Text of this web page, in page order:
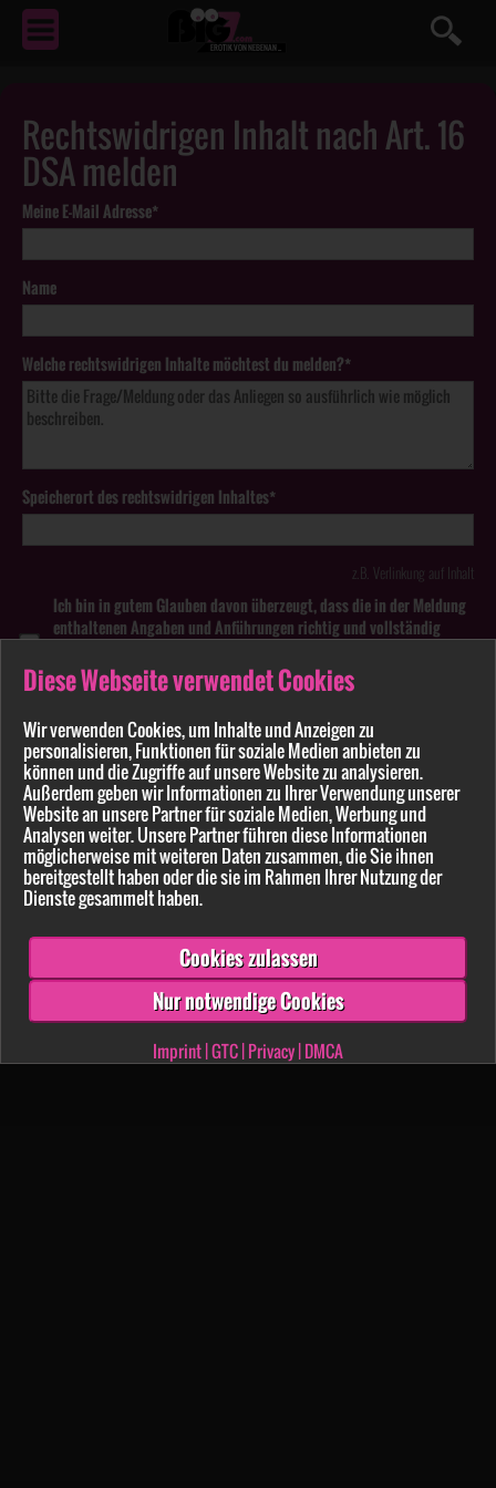
Diese Webseite verwendet Cookies
Wir verwenden Cookies, um Inhalte und Anzeigen zu
personalisieren, Funktionen für soziale Medien anbieten zu
können und die Zugriffe auf unsere Website zu analysieren.
Außerdem geben wir Informationen zu Ihrer Verwendung unserer
Website an unsere Partner für soziale Medien, Werbung und
Analysen weiter. Unsere Partner führen diese Informationen
möglicherweise mit weiteren Daten zusammen, die Sie ihnen
bereitgestellt haben oder die sie im Rahmen Ihrer Nutzung der
Dienste gesammelt haben.
Cookies zulassen
Nur notwendige Cookies
Imprint|GTC|Privacy|DMCA
EROTIKVON NEBENAN ...
Rechtswidrigen Inhalt nach Art. 16
DSA melden
Meine E-Mail Adresse*
Name
Welche rechtswidrigen Inhalte möchtest du melden?*
Speicherort des rechtswidrigen Inhaltes*
z.B. Verlinkung auf Inhalt
Ich bin in gutem Glauben davon überzeugt, dass die in der Meldung
enthaltenen Angaben und Anführungen richtig und vollständig
rechtswidrigen Inhalten können strafbar sein.
Pflichtfelder sind mit * markiert
Bitte beachten Sie unsereDatenschutzerklärung.